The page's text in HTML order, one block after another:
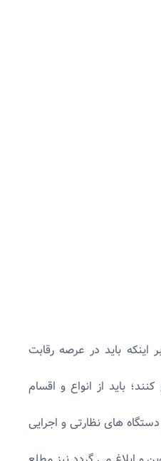
اینکه باید در عرصه رقابت
باید از انواع و اقسام
های نظارتی و اجرایی